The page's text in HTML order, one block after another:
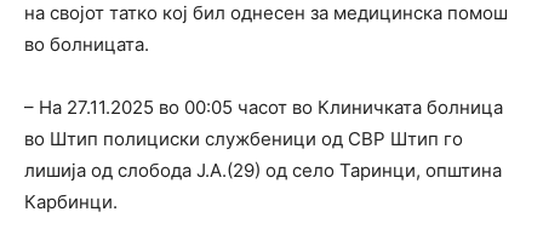
на својот татко кој бил однесен за медицинска помош
во болницата.
– На 27.11.2025 во 00:05 часот во Клиничката болница
во Штип полициски службеници од СВР Штип го
лишија од слобода Ј.А.(29) од село Таринци, општина
Карбинци.